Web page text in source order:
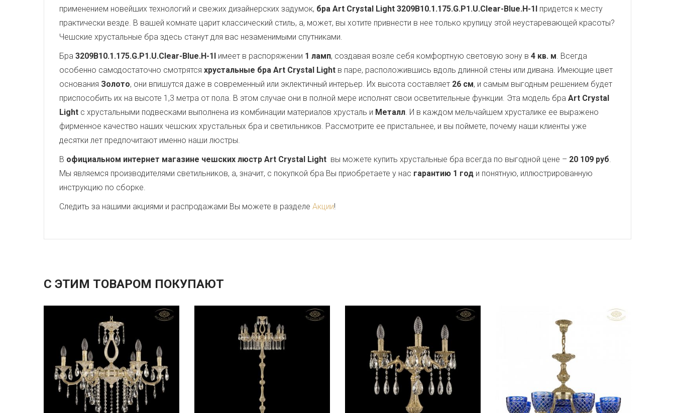
применением новейших технологий и свежих дизайнерских задумок, бра Art Crystal Light 3209B10.1.175.G.P1.U.Clear-Blue.H-1I придется к месту
практически везде. В вашей комнате царит классический стиль, а, может, вы хотите привнести в нее только крупицу этой неустаревающей красоты?
Чешские хрустальные бра здесь станут для вас незаменимыми спутниками.
Бра 3209B10.1.175.G.P1.U.Clear-Blue.H-1I имеет в распоряжении 1 ламп, создавая возле себя комфортную световую зону в 4 кв. м. Всегда
особенно самодостаточно смотрятся хрустальные бра Art Crystal Light в паре, расположившись вдоль длинной стены или дивана. Имеющие цвет
основания Золото, они впишутся даже в современный или эклектичный интерьер. Их высота составляет 26 см, и самым выгодным решением будет
приспособить их на высоте 1,3 метра от пола. В этом случае они в полной мере исполнят свои осветительные функции. Эта модель бра Art Crystal
Light с хрустальными подвесками выполнена из комбинации материалов хрусталь и Металл. И в каждом мельчайшем хрусталике ее выражено
фирменное качество наших чешских хрустальных бра и светильников. Рассмотрите ее пристальнее, и вы поймете, почему наши клиенты уже
десятки лет предпочитают именно наши люстры.
В официальном интернет магазине чешских люстр Art Crystal Light вы можете купить хрустальные бра всегда по выгодной цене – 20 109 руб.
Мы являемся производителями светильников, а, значит, с покупкой бра Вы приобретаете у нас гарантию 1 год и понятную, иллюстрированную
инструкцию по сборке.
Следить за нашими акциями и распродажами Вы можете в разделе Акции!
С ЭТИМ ТОВАРОМ ПОКУПАЮТ